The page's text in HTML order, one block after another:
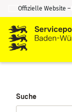
Zum Inhalt
Zur Suche
Offizielle Website
Suche